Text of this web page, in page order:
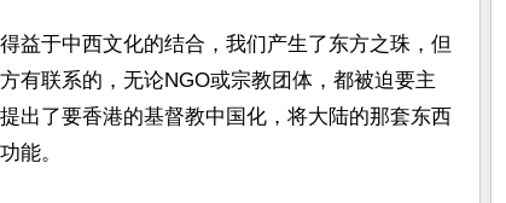
益于中西文化的结合，我们产生了东方之珠，但
有联系的，无论NGO或宗教团体，都被迫要主
出了要香港的基督教中国化，将大陆的那套东西
能。